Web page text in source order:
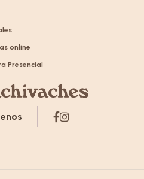
online
Presencial